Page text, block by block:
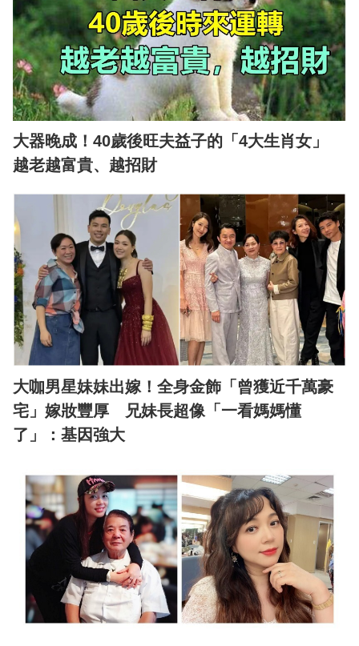
大器晚成！40歲後旺夫益子的「4大生肖女」
越老越富貴、越招財
大咖男星妹妹出嫁！全身金飾「曾獲近千萬豪
宅」嫁妝豐厚 兄妹長超像「一看媽媽懂
了」：基因強大